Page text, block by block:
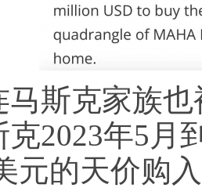
斯克家族
2023年5月
元的天价购